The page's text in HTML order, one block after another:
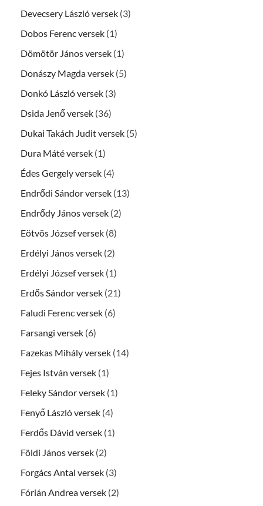
Devecsery László versek (3)
Dobos Ferenc versek (1)
Dömötör János versek (1)
Donászy Magda versek (5)
Donkó László versek (3)
Dsida Jenő versek (36)
Dukai Takách Judit versek (5)
Dura Máté versek (1)
Édes Gergely versek (4)
Endrődi Sándor versek (13)
Endrődy János versek (2)
Eötvös József versek (8)
Erdélyi János versek (2)
Erdélyi József versek (1)
Erdős Sándor versek (21)
Faludi Ferenc versek (6)
Farsangi versek (6)
Fazekas Mihály versek (14)
Fejes István versek (1)
Feleky Sándor versek (1)
Fenyő László versek (4)
Ferdős Dávid versek (1)
Földi János versek (2)
Forgács Antal versek (3)
Fórián Andrea versek (2)